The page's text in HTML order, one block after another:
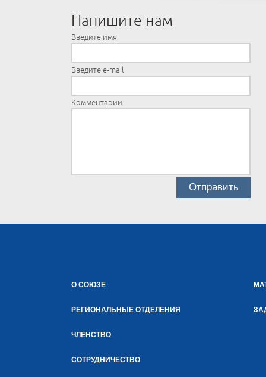
Напишите нам
Введите имя
Введите e-mail
Комментарии
О СОЮЗЕ
РЕГИОНАЛЬНЫЕ ОТДЕЛЕНИЯ
ЧЛЕНСТВО
СОТРУДНИЧЕСТВО